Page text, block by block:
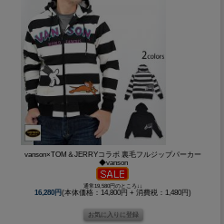
vanson×TOM＆JERRYコラボ 裏毛フルジップパーカー
◆vanson
通常19,580円のところ↓↓
16,280円(本体価格：14,800円 + 消費税：1,480円)